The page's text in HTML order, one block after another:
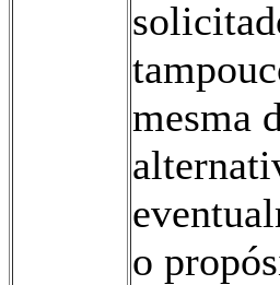
mesma
o